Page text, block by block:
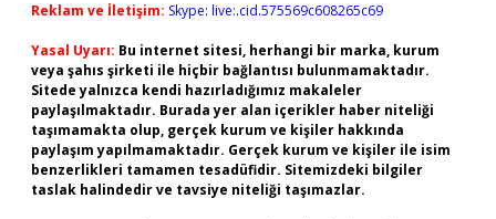
Reklam ve İletişim: Skype: live:.cid.575569c608265c69
Yasal Uyarı: Bu internet sitesi, herhangi bir marka, kurum
veya şahıs şirketi ile hiçbir bağlantısı bulunmamaktadır.
Sitede yalnızca kendi hazırladığımız makaleler
paylaşılmaktadır. Burada yer alan içerikler haber niteliği
taşımamakta olup, gerçek kurum ve kişiler hakkında
paylaşım yapılmamaktadır. Gerçek kurum ve kişiler ile isim
benzerlikleri tamamen tesadüfidir. Sitemizdeki bilgiler
taslak halindedir ve tavsiye niteliği taşımazlar.